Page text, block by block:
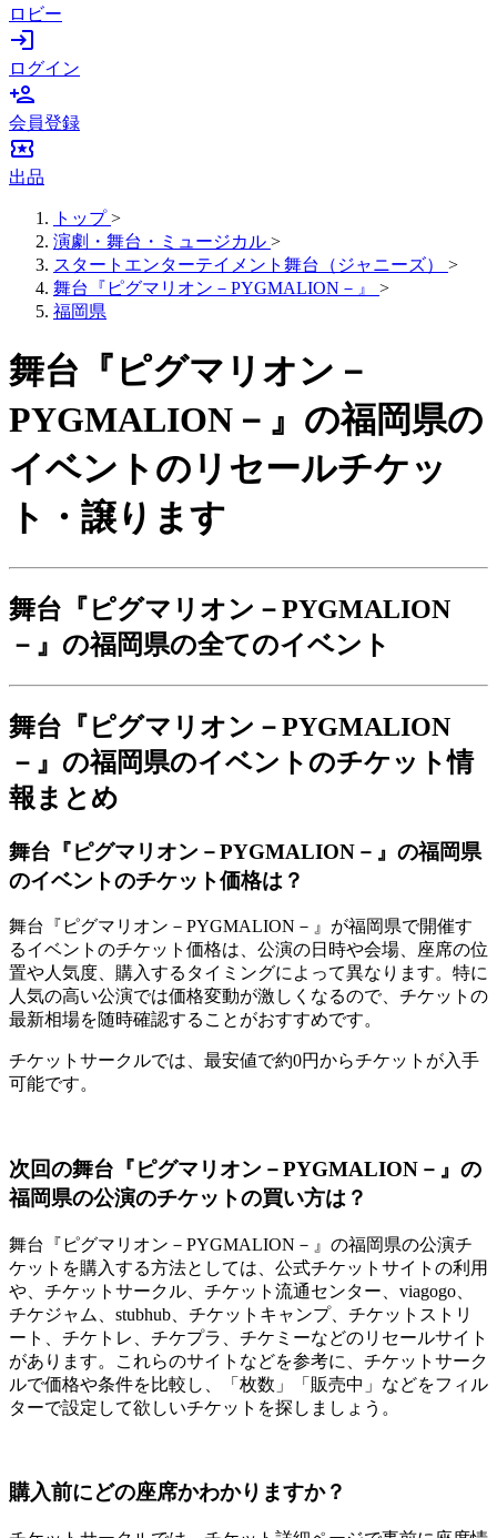
ロビー
login
ログイン
person_add
会員登録
local_activity
出品
トップ >
演劇・舞台・ミュージカル >
スタートエンターテイメント舞台（ジャニーズ）
>
舞台『ピグマリオン－PYGMALION－』
>
福岡県
舞台『ピグマリオン－
PYGMALION－』の福岡県の
イベントのリセールチケッ
ト・譲ります
舞台『ピグマリオン－PYGMALION
－』の福岡県の全てのイベント
舞台『ピグマリオン－PYGMALION
－』の福岡県のイベントのチケット情
報まとめ
舞台『ピグマリオン－PYGMALION－』の福岡県
のイベントのチケット価格は？
舞台『ピグマリオン－PYGMALION－』が福岡県で開催す
るイベントのチケット価格は、公演の日時や会場、座席の位
置や人気度、購入するタイミングによって異なります。特に
人気の高い公演では価格変動が激しくなるので、チケットの
最新相場を随時確認することがおすすめです。
チケットサークルでは、最安値で約0円からチケットが入手
可能です。
次回の舞台『ピグマリオン－PYGMALION－』の
福岡県の公演のチケットの買い方は？
舞台『ピグマリオン－PYGMALION－』の福岡県の公演チ
ケットを購入する方法としては、公式チケットサイトの利用
や、チケットサークル、チケット流通センター、viagogo、
チケジャム、stubhub、チケットキャンプ、チケットストリ
ート、チケトレ、チケプラ、チケミーなどのリセールサイト
があります。これらのサイトなどを参考に、チケットサーク
ルで価格や条件を比較し、「枚数」「販売中」などをフィル
ターで設定して欲しいチケットを探しましょう。
購入前にどの座席かわかりますか？